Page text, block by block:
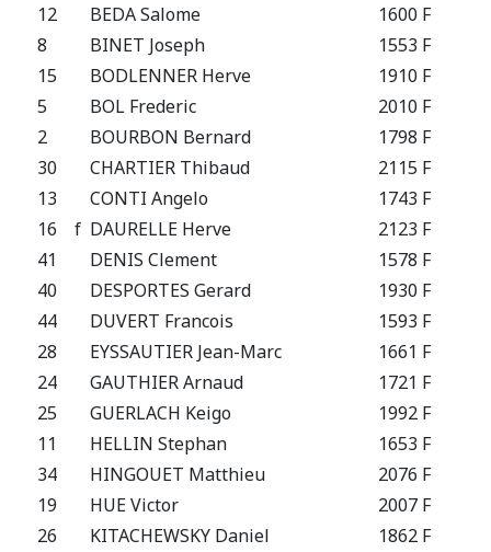
12
BEDA Salome 1600 F
8
BINET Joseph 1553 F
15
BODLENNER Herve 1910 F
5
BOL Frederic 2010 F
2
BOURBON Bernard 1798 F
30
CHARTIER Thibaud 2115 F
13
CONTI Angelo 1743 F
16
f DAURELLE Herve 2123 F
41
DENIS Clement 1578 F
40
DESPORTES Gerard 1930 F
44
DUVERT Francois 1593 F
28
EYSSAUTIER Jean-Marc 1661 F
24
GAUTHIER Arnaud 1721 F
25
GUERLACH Keigo 1992 F
11
HELLIN Stephan 1653 F
34
HINGOUET Matthieu 2076 F
19
HUE Victor 2007 F
26
KITACHEWSKY Daniel 1862 F